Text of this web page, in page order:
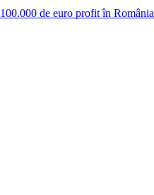
100.000 de euro profit în România